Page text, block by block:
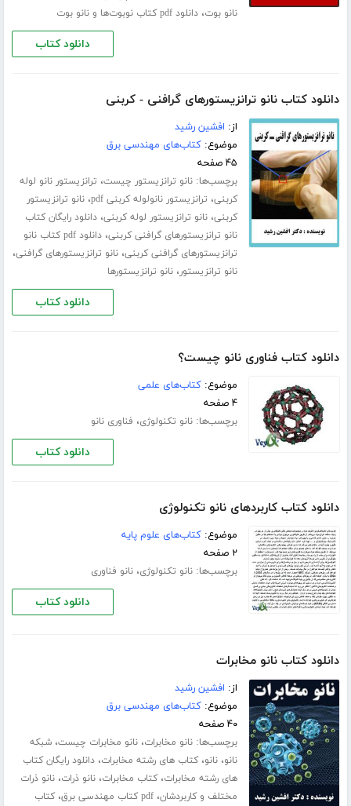
نانو بوت،دانلود pdf کتاب نوبوت‌ها و نانو بوت
دانلود کتاب
دانلود کتاب نانو ترانزیستورهای گرافنی - کربنی
از: افشین رشید
موضوع:کتاب‌های مهندسی برق
۴۵ صفحه
برچسب‌ها:نانو ترانزیستور چیست، ترانزیستور نانو لوله
کربنی، ترانزیستور نانولوله کربنی pdf ،نانو ترانزیستور
کربنی،نانو ترانزیستور لوله کربنی،دانلود رایگان کتاب
نانو ترانزیستورهای گرافنی کربنی،
دانلود pdf کتاب نانو
ترانزیستورهای گرافنی کربنی،نانو ترانزیستورهای گرافنی،
نانو ترانزیستور،نانو ترانزیستورها
دانلود کتاب
دانلود کتاب فناوری نانو چیست؟
موضوع:کتاب‌های علمی
۴ صفحه
برچسب‌ها:نانو تکنولوژی، فناوری نانو
دانلود کتاب
دانلود کتاب کاربردهای نانو تکنولوژی
موضوع:کتاب‌های علوم پایه
۲ صفحه
برچسب‌ها:نانو تکنولوژی،نانو فناوری
دانلود کتاب
دانلود کتاب نانو مخابرات
از: افشین رشید
موضوع:کتاب‌های مهندسی برق
۴۰ صفحه
برچسب‌ها:نانو مخابرات،نانو مخابرات چیست،شبکه
نانو،نانو،کتاب های رشته مخابرات،دانلود رایگان کتاب
های رشته مخابرات،کتاب مخابرات،نانو ذرات،نانو ذرات
مختلف و کاربردشان،pdf کتاب مهندسی برق ،کتاب